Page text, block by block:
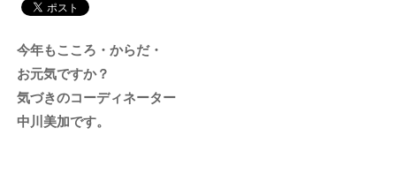
今年もこころ・からだ・
お元気ですか？
気づきのコーディネーター
中川美加です。